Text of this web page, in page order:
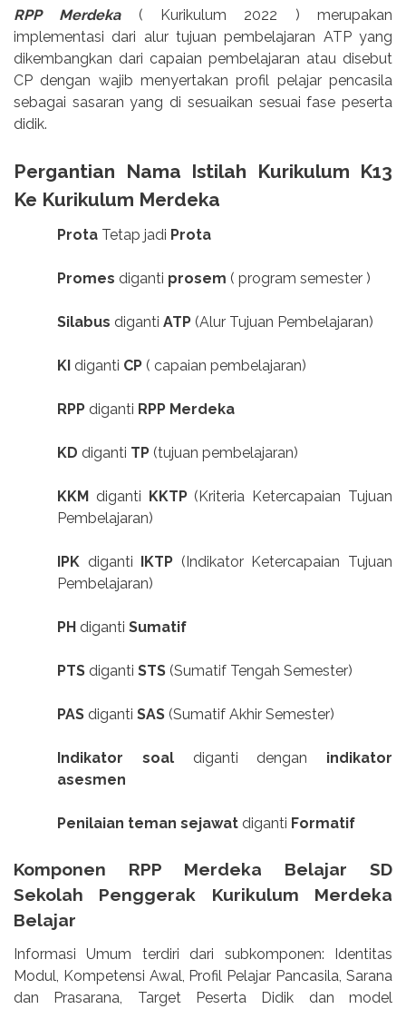
RPP Merdeka( Kurikulum 2022 ) merupakan
implementasi dari alur tujuan pembelajaran ATP yang
dikembangkan dari capaian pembelajaran atau disebut
CP dengan wajib menyertakan profil pelajar pencasila
sebagai sasaran yang di sesuaikan sesuai fase peserta
didik.
Pergantian Nama Istilah Kurikulum K13
Ke Kurikulum Merdeka
Prota Tetap jadi Prota
Promes diganti prosem ( program semester )
Silabus diganti ATP (Alur Tujuan Pembelajaran)
KI diganti CP ( capaian pembelajaran)
RPP diganti RPP Merdeka
KD diganti TP (tujuan pembelajaran)
KKM diganti KKTP(Kriteria Ketercapaian Tujuan
Pembelajaran)
IPK diganti IKTP (Indikator Ketercapaian Tujuan
Pembelajaran)
PH diganti Sumatif
PTS diganti STS (Sumatif Tengah Semester)
PAS diganti SAS (Sumatif Akhir Semester)
Indikator soaldiganti dengan indikator
asesmen
Penilaian teman sejawat diganti Formatif
Komponen RPP Merdeka Belajar SD
Sekolah Penggerak Kurikulum Merdeka
Belajar
Informasi Umum terdiri dari subkomponen: Identitas
Modul, Kompetensi Awal, Profil Pelajar Pancasila, Sarana
dan Prasarana, Target Peserta Didik dan model